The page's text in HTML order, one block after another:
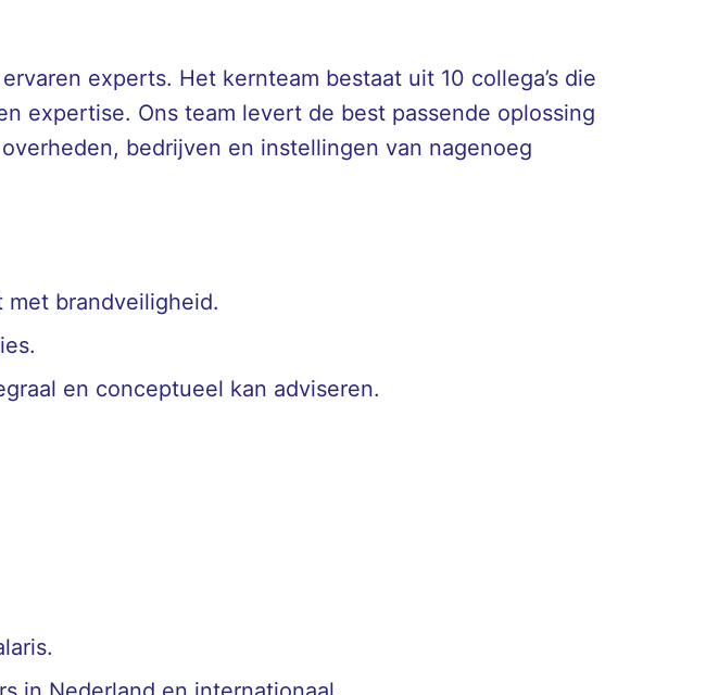
experts. Het kernteam bestaat uit 10 collega’s die
expertise. Ons team levert de best passende oplossing
bedrijven en instellingen van nagenoeg
brandveiligheid.
en conceptueel kan adviseren.